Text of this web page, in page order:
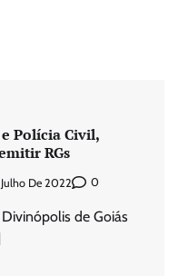
Polícia Civil,
RGs
De 2022 0
de Goiás